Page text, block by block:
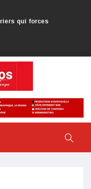
lettre du président